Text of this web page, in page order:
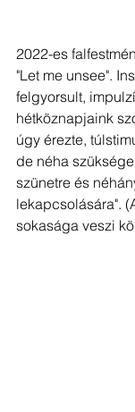
2022-es
"Let me unsee".
felgyorsult,
hétköznapjaink
úgy érezte,
de néha
szünetre és
lekapcsolására".
sokasága veszi